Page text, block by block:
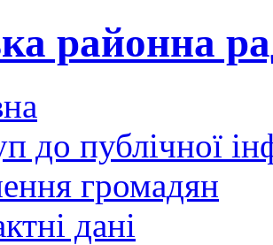
районна
до публічної
громадян
дані